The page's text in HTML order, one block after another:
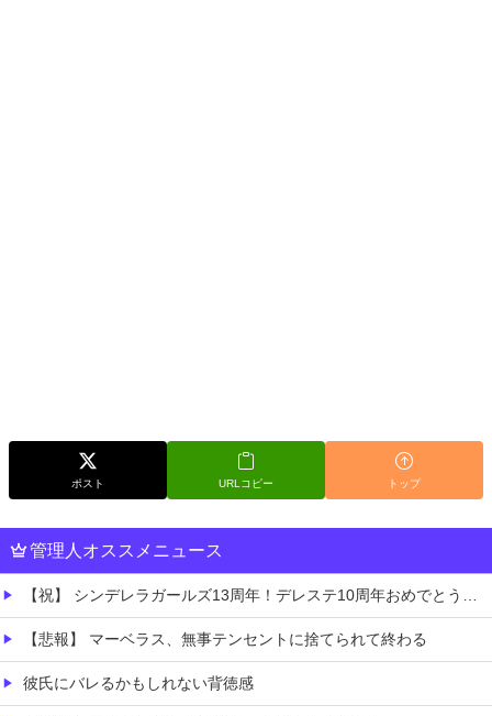
ポスト URLコピー トップ
管理人オススメニュース
【祝】 シンデレラガールズ13周年！デレステ10周年おめでとう！ガチャ更新SSR八神マキノ・イベントSRイヴ、SR望月聖！
【悲報】 マーベラス、無事テンセントに捨てられて終わる
彼氏にバレるかもしれない背徳感